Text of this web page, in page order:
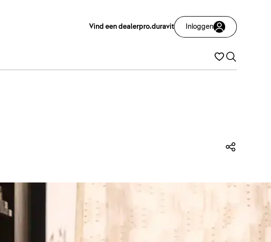
Vind een dealerpro.duravit Inloggen
Deze